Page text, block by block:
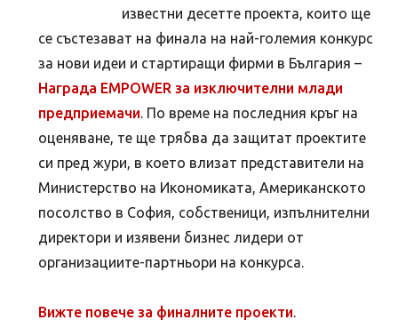
известни десетте проекта, които ще
се състезават на финала на най-големия конкурс
за нови идеи и стартиращи фирми в България –
Награда EMPOWER за изключителни млади
предприемачи. По време на последния кръг на
оценяване, те ще трябва да защитат проектите
си пред жури, в което влизат представители на
Министерство на Икономиката, Американското
посолство в София, собственици, изпълнителни
директори и изявени бизнес лидери от
организациите-партньори на конкурса.
Вижте повече за финалните проекти.